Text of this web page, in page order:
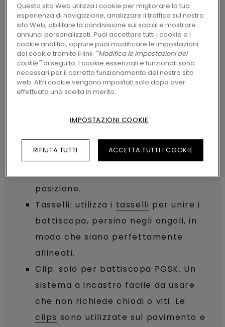
abbinarlo alle tue pareti.
Inizia misurando le pareti della stanza
da un angolo all'altro.
Usa una sega circolare per tagliare i
battiscopa ad angolo retto.
installati in vari modi.
Colla: applica uniformemente uno
strato di colla su ogni battiscopa,
posizione.
Tasselli: utilizza i tasselli per unire i
battiscopa, persino negli angoli, in
modo che siano perfettamente
allineati.
Clip: solo per battiscopa PGSK. Un
sistema a incastro facile da usare
che non richiede chiodi o viti. Le
clips sono utilizzate sul pavimento e
Questo sito Web utilizza i cookie per migliorare la tua
esperienza di navigazione, analizzare il traffico sul nostro
sito Web, abilitare la condivisione sui social e mostrare
annunci personalizzati. Puoi accettare tutti i cookie o i
cookie analitici, oppure puoi modificare le impostazioni
dei cookie tramite il link ""Modifica le impostazioni dei
cookie""di seguito. I cookie essenziali e funzionali sono
necessari per il corretto funzionamento del nostro sito
web. Altri cookie vengono impostati solo dopo aver
effettuato una scelta in merito.
IMPOSTAZIONI COOKIE
RIFIUTA TUTTI ACCETTA TUTTI I COOKIE